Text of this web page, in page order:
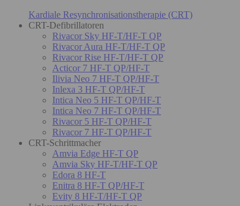
Kardiale Resynchronisationstherapie (CRT)
CRT-Defibrillatoren
Rivacor Sky HF-T/HF-T QP
Rivacor Aura HF-T/HF-T QP
Rivacor Rise HF-T/HF-T QP
Acticor 7 HF-T QP/HF-T
Ilivia Neo 7 HF-T QP/HF-T
Inlexa 3 HF-T QP/HF-T
Intica Neo 5 HF-T QP/HF-T
Intica Neo 7 HF-T QP/HF-T
Rivacor 5 HF-T QP/HF-T
Rivacor 7 HF-T QP/HF-T
CRT-Schrittmacher
Amvia Edge HF-T QP
Amvia Sky HF-T/HF-T QP
Edora 8 HF-T
Enitra 8 HF-T QP/HF-T
Evity 8 HF-T/HF-T QP